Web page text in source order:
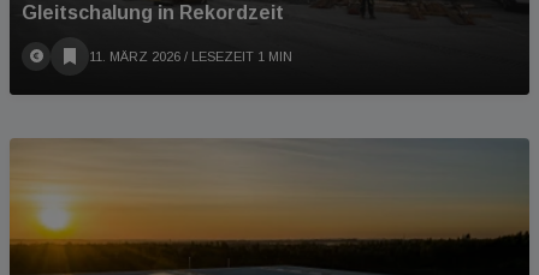
Gleitschalung in Rekordzeit
11. MÄRZ 2026 / LESEZEIT 1 MIN